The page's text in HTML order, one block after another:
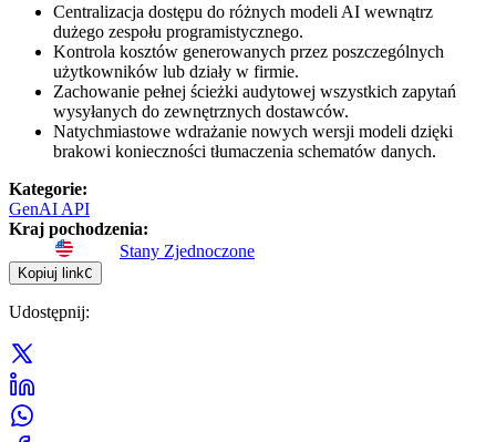
Centralizacja dostępu do różnych modeli AI wewnątrz
dużego zespołu programistycznego.
Kontrola kosztów generowanych przez poszczególnych
użytkowników lub działy w firmie.
Zachowanie pełnej ścieżki audytowej wszystkich zapytań
wysyłanych do zewnętrznych dostawców.
Natychmiastowe wdrażanie nowych wersji modeli dzięki
brakowi konieczności tłumaczenia schematów danych.
Kategorie:
GenAI API
Kraj pochodzenia:
Stany Zjednoczone
Kopiuj linkC
Udostępnij: